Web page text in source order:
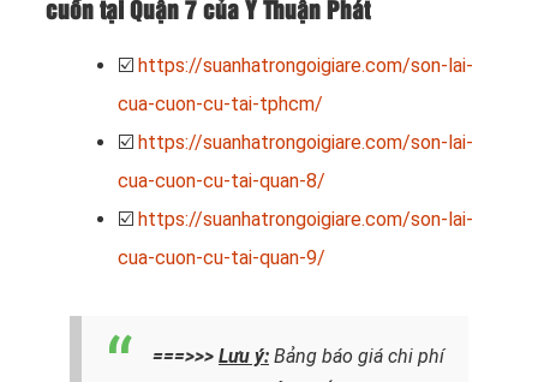
cuốn tại Quận 7 của Ý Thuận Phát
☑️ https://suanhatrongoigiare.com/son-lai-
cua-cuon-cu-tai-tphcm/
☑️ https://suanhatrongoigiare.com/son-lai-
cua-cuon-cu-tai-quan-8/
☑️ https://suanhatrongoigiare.com/son-lai-
cua-cuon-cu-tai-quan-9/
===>>> Lưu ý: Bảng báo giá chi phí